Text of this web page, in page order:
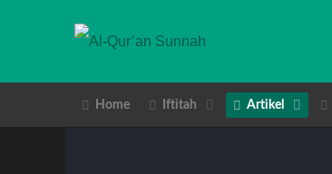
Home Iftitah Artikel